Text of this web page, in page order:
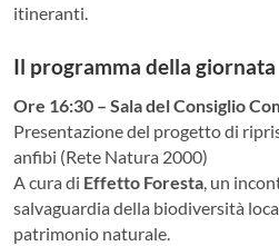
itineranti.
Il programma della giornata
Ore 16:30 – Sala del Consiglio
Presentazione del progetto di
anfibi (Rete Natura 2000)
A cura di Effetto Foresta, un
salvaguardia della biodiversità
patrimonio naturale.